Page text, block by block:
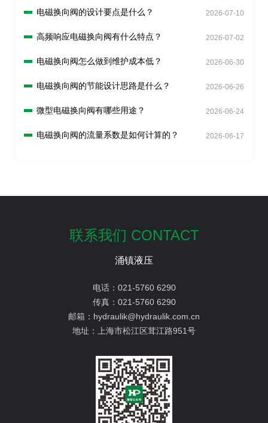
电磁换向阀的设计要点是什么？ 2026-07-10
高频响应电磁换向阀有什么特点？ 2026-07-02
电磁换向阀怎么做到维护成本低？ 2026-06-30
电磁换向阀的节能设计思路是什么？ 2026-06-26
微型电磁换向阀有哪些用途？ 2026-06-24
电磁换向阀的流量系数是如何计算的？ 2026-06-17
联系我们 CONTACT
涌镇液压
电话： 021-5760 6290
传真： 021-5760 6290
邮箱： hydraulik@hydraulik.com.cn
地址： 上海市松江区茸江路951号